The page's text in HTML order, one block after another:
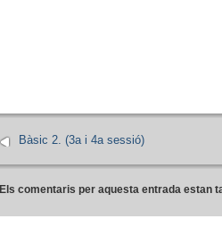
Bàsic 2. (3a i 4a sessió)
Els comentaris per aquesta entrada estan